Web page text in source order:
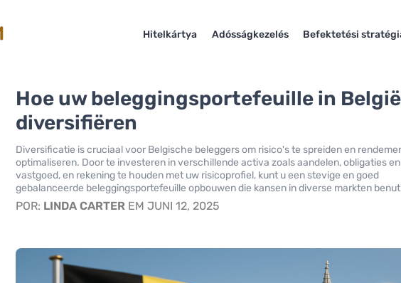
Hitelkártya Adósságkezelés Befektetési
Hoe uw beleggingsportefeuille in
diversifiëren
Diversificatie is cruciaal voor Belgische beleggers om risico's te spreiden en
optimaliseren. Door te investeren in verschillende activa zoals aandelen, obligaties en
vastgoed, en rekening te houden met uw risicoprofiel, kunt u een stevige en goed
gebalanceerde beleggingsportefeuille opbouwen die kansen in diverse markten
POR: LINDA CARTER EM JUNI 12, 2025